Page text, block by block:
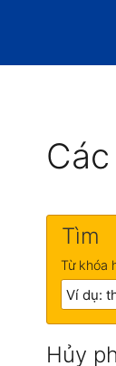
Tìm
Từ khóa
Hủy